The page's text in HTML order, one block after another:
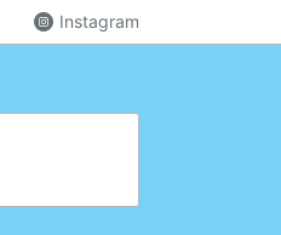
Instagram